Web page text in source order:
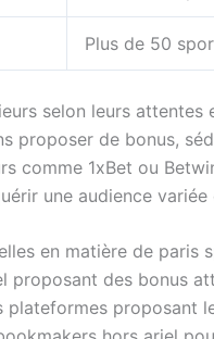
Plus de 50
selon leurs attentes
proposer de bonus,
comme 1xBet ou
une audience variée
en matière de paris
proposant des bonus
proposant